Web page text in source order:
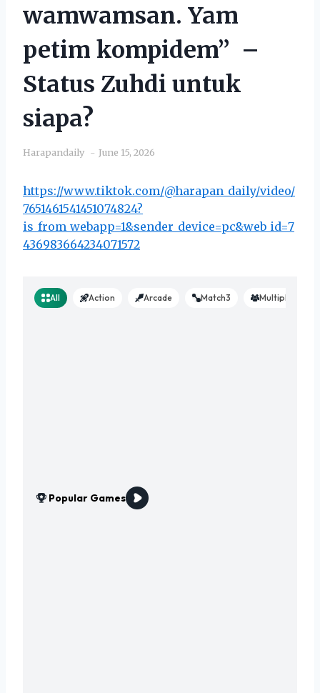
wamwamsan. Yam
petim kompidem” –
Status Zuhdi untuk
siapa?
Harapandaily June 15, 2026
https://www.tiktok.com/@harapan_daily/video/
7651461541451074824?
is_from_webapp=1&sender_device=pc&web_id=7
436983664234071572